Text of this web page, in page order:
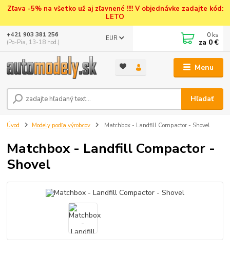
Zľava -5% na všetko už aj zľavnené !!!! V objednávke zadajte kód:
LETO
Menu
EUR
Hľadať
+421 903 381 256
(Po-Pia, 13-18 hod.)
0 ks
za 0 €
Úvod Modely podľa výrobcov Matchbox - Landfill Compactor - Shovel
Matchbox - Landfill Compactor -
Shovel